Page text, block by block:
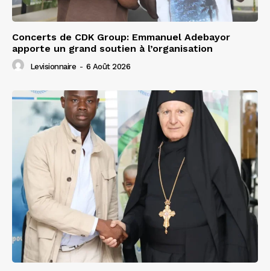
Concerts de CDK Group: Emmanuel Adebayor
apporte un grand soutien à l’organisation
Levisionnaire - 6 Août 2026